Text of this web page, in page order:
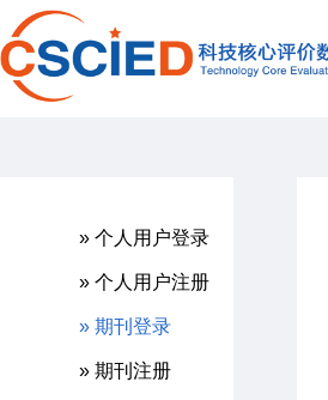
» 个人用户登录
» 个人用户注册
» 期刊登录
» 期刊注册